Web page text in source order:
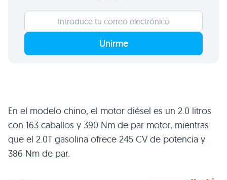
Unirme
En el modelo chino, el motor diésel es un 2.0 litros
con 163 caballos y 390 Nm de par motor, mientras
que el 2.0T gasolina ofrece 245 CV de potencia y
386 Nm de par.